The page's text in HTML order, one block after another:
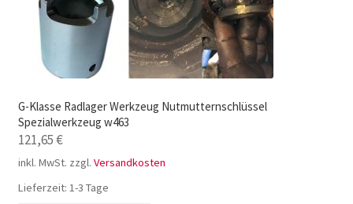
G-Klasse Radlager Werkzeug Nutmutternschlüssel
Spezialwerkzeug w463
121,65€
inkl. MwSt. zzgl. Versandkosten
Lieferzeit: 1-3 Tage